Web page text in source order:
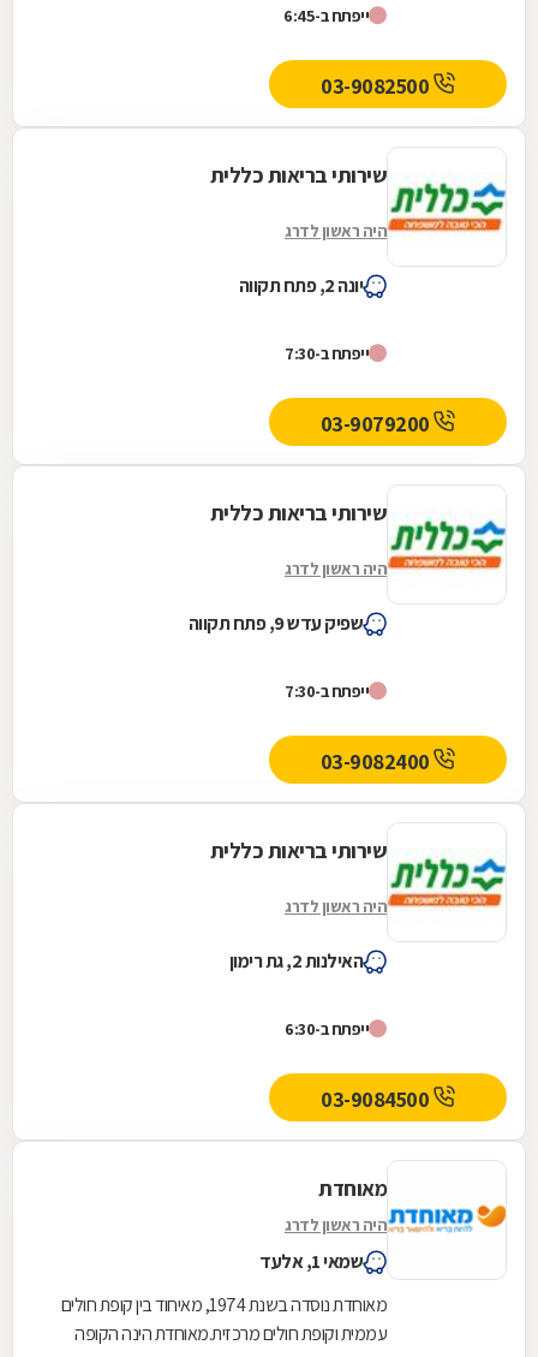
ייפתח ב-6:45
שירותי בריאות כללית
היה ראשון לדרג
יונה 2, פתח תקווה
ייפתח ב-7:30
03-9079200
שירותי בריאות כללית
היה ראשון לדרג
שפיק עדש 9, פתח תקווה
ייפתח ב-7:30
03-9082400
שירותי בריאות כללית
היה ראשון לדרג
האילנות 2, גת רימון
ייפתח ב-6:30
מאוחדת
היה ראשון לדרג
שמאי 1, אלעד
מאוחדת נוסדה בשנת 1974, מאיחוד בין קופת חולים
עממית וקופת חולים מרכזית.מאוחדת הינה הקופה